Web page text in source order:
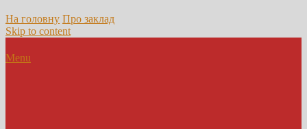
На головну Про заклад
Skip to content
Menu